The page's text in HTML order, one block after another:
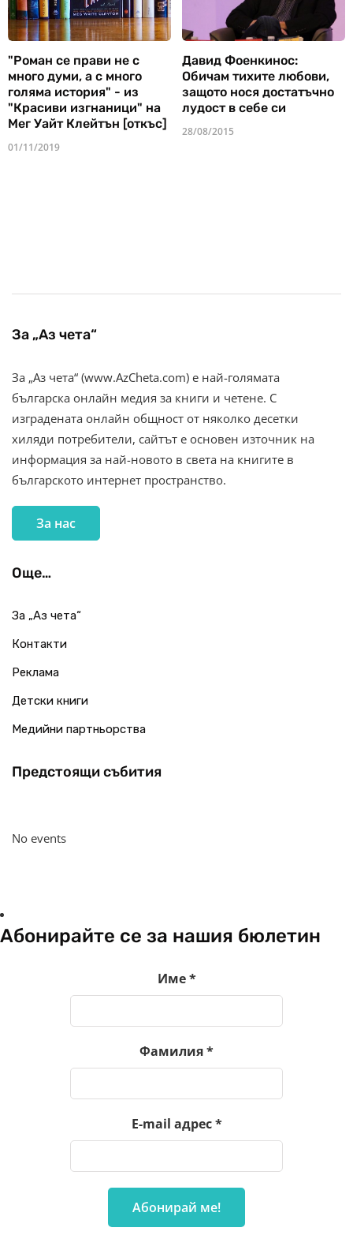
"Роман се прави не с
много думи, а с много
голяма история" - из
"Красиви изгнаници" на
Мег Уайт Клейтън [откъс]
01/11/2019
Давид Фоенкинос:
Обичам тихите любови,
защото нося достатъчно
лудост в себе си
28/08/2015
За „Аз чета“
За „Аз чета“ (www.AzCheta.com) е най-голямата
българска онлайн медия за книги и четене. С
изградената онлайн общност от няколко десетки
хиляди потребители, сайтът е основен източник на
информация за най-новото в света на книгите в
българското интернет пространство.
За нас
Още…
За „Аз чета“
Контакти
Реклама
Детски книги
Медийни партньорства
Предстоящи събития
No events
Абонирайте се за нашия бюлетин
Име*
Фамилия*
E-mail адрес*